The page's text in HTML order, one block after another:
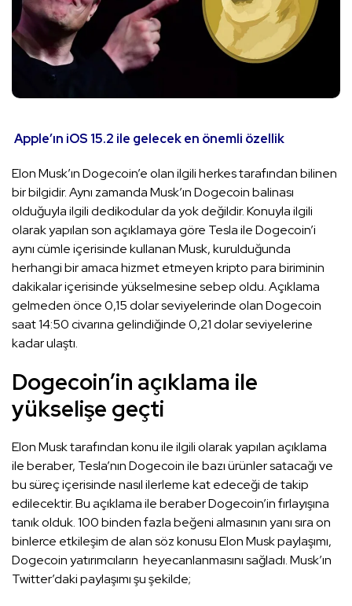
Apple’ın iOS 15.2 ile gelecek en önemli özellik
Elon Musk’ın Dogecoin’e olan ilgili herkes tarafından bilinen
bir bilgidir. Aynı zamanda Musk’ın Dogecoin balinası
olduğuyla ilgili dedikodular da yok değildir. Konuyla ilgili
olarak yapılan son açıklamaya göre Tesla ile Dogecoin’i
aynı cümle içerisinde kullanan Musk, kurulduğunda
herhangi bir amaca hizmet etmeyen kripto para biriminin
dakikalar içerisinde yükselmesine sebep oldu. Açıklama
gelmeden önce 0,15 dolar seviyelerinde olan Dogecoin
saat 14:50 civarına gelindiğinde 0,21 dolar seviyelerine
kadar ulaştı.
Dogecoin’in açıklama ile
yükselişe geçti
Elon Musk tarafından konu ile ilgili olarak yapılan açıklama
ile beraber, Tesla’nın Dogecoin ile bazı ürünler satacağı ve
bu süreç içerisinde nasıl ilerleme kat edeceği de takip
edilecektir. Bu açıklama ile beraber Dogecoin’in fırlayışına
tanık olduk. 100 binden fazla beğeni almasının yanı sıra on
binlerce etkileşim de alan söz konusu Elon Musk paylaşımı,
Dogecoin yatırımcıların heyecanlanmasını sağladı. Musk’ın
Twitter’daki paylaşımı şu şekilde;